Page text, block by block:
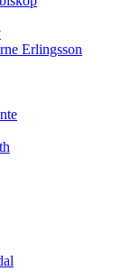
Erlingsson